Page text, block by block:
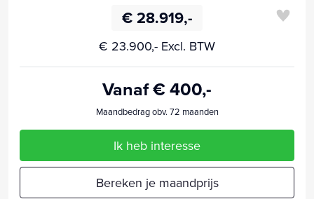
€ 28.919,-
€ 23.900,- Excl. BTW
Vanaf € 400,-
Maandbedrag obv. 72 maanden
Ik heb interesse
Bereken je maandprijs